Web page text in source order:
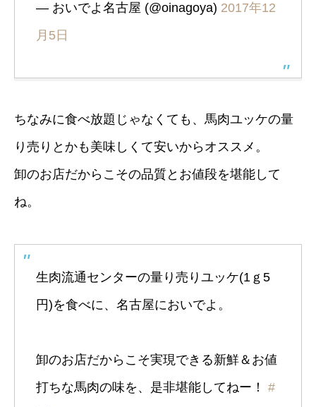
— おいでよ名古屋 (@oinagoya) 2017年12
月5日
ちなみに食べ放題じゃなくても、馬肉ユッケの量
り売りとかも美味しくて安いからオススメ。
卸のお店だからこその品質とお値段を堪能して
ね。
生肉流通センターの量り売りユッケ(1ｇ5
円)を食べに、名古屋においでよ。
卸のお店だからこそ実現できる新鮮＆お値
打ちな馬肉の味を、是非堪能してねー！ #